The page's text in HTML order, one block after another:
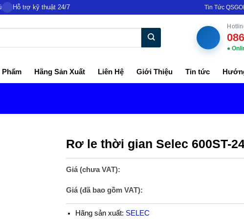
Hỗ trợ kỹ thuật 24/7 Tin Tức
●
Phẩm Hãng Sản Xuất Liên Hệ Giới Thiệu Tin tức
Rơ le thời gian Selec 600ST-
Giá (chưa VAT):
Giá (đã bao gồm VAT):
Hãng sản xuất: SELEC